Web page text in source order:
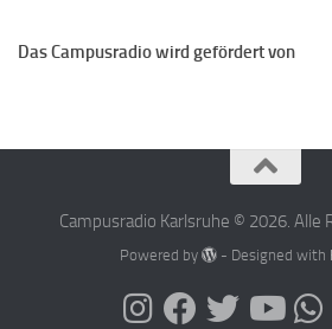
Das Campusradio wird gefördert von
Campusradio Karlsruhe © 2026. Alle
Powered by - Designed with